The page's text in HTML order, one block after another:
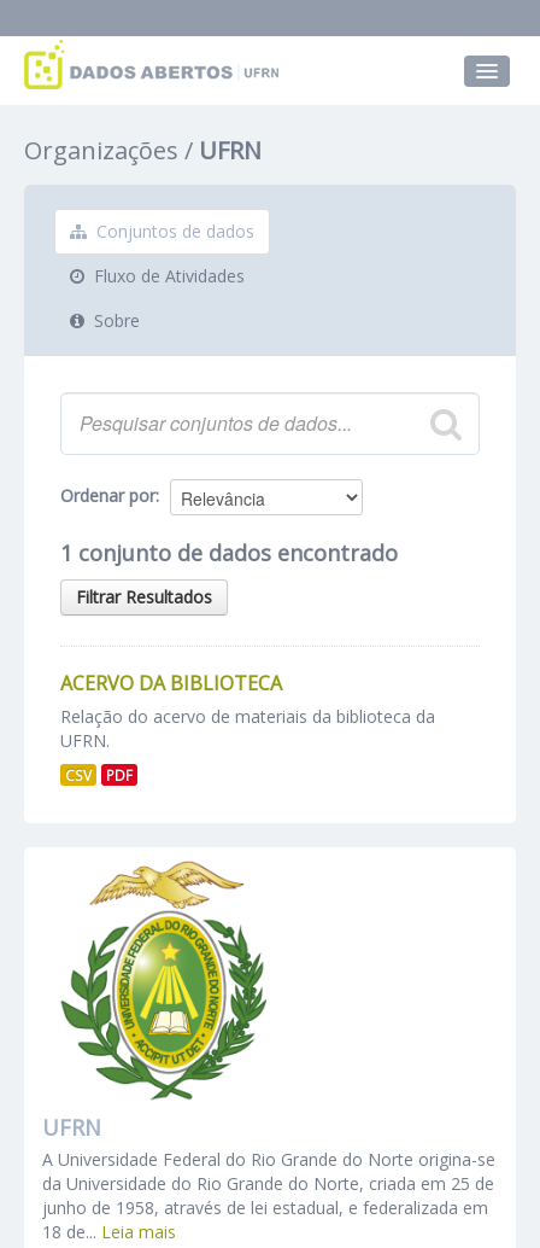
Grupos
Sobre
Organizações UFRN
Conjuntos de dados
Fluxo de Atividades
Sobre
Ordenar por
1 conjunto de dados encontrado
Filtrar Resultados
ACERVO DA BIBLIOTECA
Relação do acervo de materiais da biblioteca da
UFRN.
CSV PDF
UFRN
A Universidade Federal do Rio Grande do Norte origina-se
da Universidade do Rio Grande do Norte, criada em 25 de
junho de 1958, através de lei estadual, e federalizada em
18 de... Leia mais